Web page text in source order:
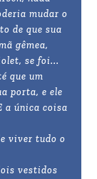
mudar o
de que sua
gêmea,
se foi...
que um
porta, e ele
a única coisa
viver tudo o
vestidos